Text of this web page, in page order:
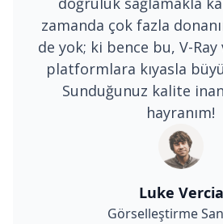
zamanda çok fazla
de yok; ki bence bu, V-
platformlara kıyasla
Sunduğunuz kalite
hayranım!
Luke Vercia
Görselleştirme